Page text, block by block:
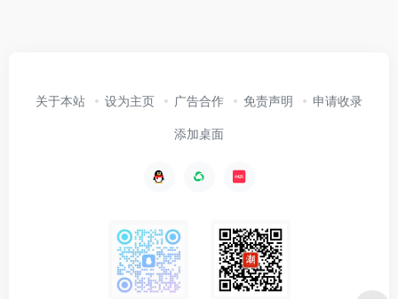
关于本站 设为主页 广告合作 免责声明 申请收录
添加桌面